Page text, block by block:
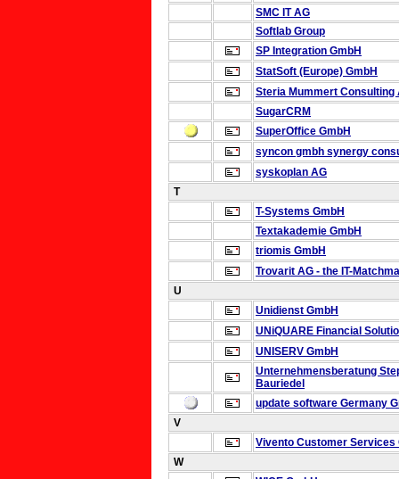
SMC IT AG
Softlab Group
SP Integration GmbH
StatSoft (Europe) GmbH
Steria Mummert Consulting
SugarCRM
SuperOffice GmbH
syncon gmbh synergy
syskoplan AG
T
T-Systems GmbH
Textakademie GmbH
triomis GmbH
Trovarit AG - the IT-
U
Unidienst GmbH
UNiQUARE Financial
UNISERV GmbH
Unternehmensberatung
Bauriedel
update software Germany
V
Vivento Customer Services
W